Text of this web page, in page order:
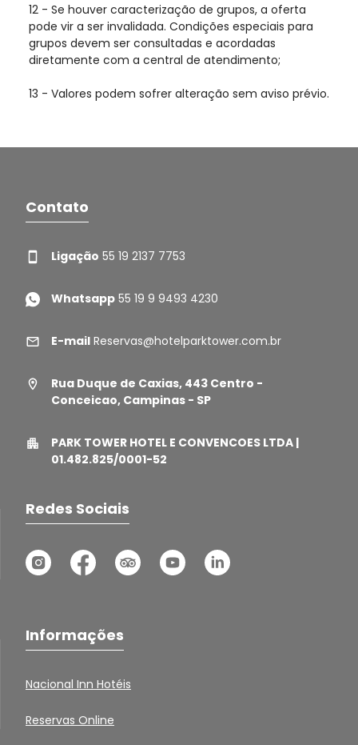
12 - Se houver caracterização de grupos, a oferta
pode vir a ser invalidada. Condições especiais para
grupos devem ser consultadas e acordadas
diretamente com a central de atendimento;
13 - Valores podem sofrer alteração sem aviso prévio.
Contato
Ligação 55 19 2137 7753
Whatsapp 55 19 9 9493 4230
E-mail Reservas@hotelparktower.com.br
Rua Duque de Caxias, 443 Centro -
Conceicao, Campinas - SP
PARK TOWER HOTEL E CONVENCOES LTDA |
01.482.825/0001-52
Redes Sociais
Informações
Nacional Inn Hotéis
Reservas Online